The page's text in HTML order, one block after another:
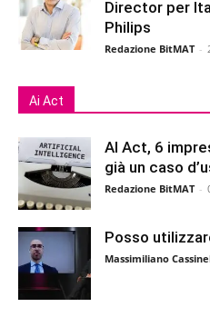
Director per
Philips
Redazione BitMAT -
Ai Act
AI Act, 6
già un caso
Redazione BitMAT -
Posso
Massimiliano